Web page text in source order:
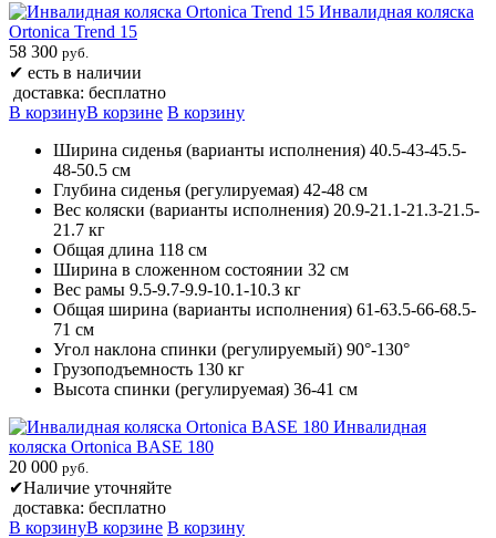
Инвалидная коляска
Ortonica Trend 15
58 300 руб.
✔ есть в наличии
доставка: бесплатно
В корзинуВ корзине В корзину
Ширина сиденья (варианты исполнения) 40.5-43-45.5-
48-50.5 см
Глубина сиденья (регулируемая) 42-48 см
Вес коляски (варианты исполнения) 20.9-21.1-21.3-21.5-
21.7 кг
Общая длина 118 см
Ширина в сложенном состоянии 32 см
Вес рамы 9.5-9.7-9.9-10.1-10.3 кг
Общая ширина (варианты исполнения) 61-63.5-66-68.5-
71 см
Угол наклона спинки (регулируемый) 90°-130°
Грузоподъемность 130 кг
Высота спинки (регулируемая) 36-41 см
Инвалидная
коляска Ortonica BASE 180
20 000 руб.
✔Наличие уточняйте
доставка: бесплатно
В корзинуВ корзине В корзину